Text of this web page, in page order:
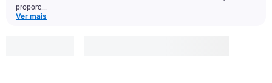
proporc...
Ver mais